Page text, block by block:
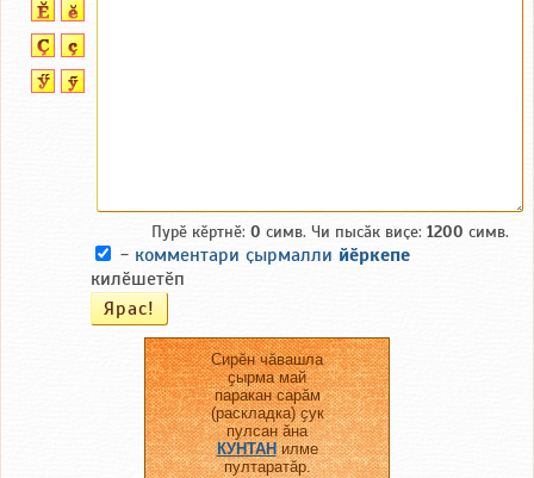
Пурӗ кӗртнӗ: 0 симв. Чи пысӑк виҫе: 1200 симв.
- комментари ҫырмалли йӗркепе
килӗшетӗп
Сирӗн чӑвашла
ҫырма май
паракан сарӑм
(раскладка) ҫук
пулсан ӑна
КУНТАНилме
пултаратӑр.